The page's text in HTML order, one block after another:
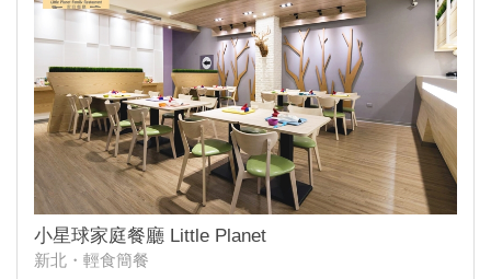
小星球家庭餐廳 Little Planet
新北・輕食簡餐